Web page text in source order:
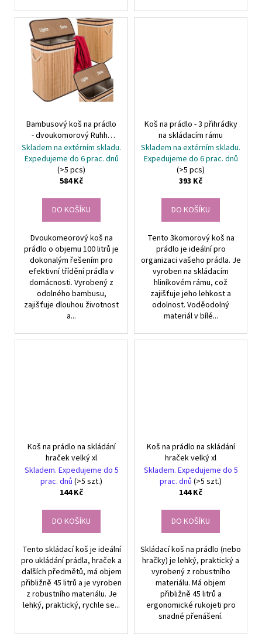
Bambusový koš na prádlo
- dvoukomorový Ruhhy
24269
Skladem na extérním skladu.
Expedujeme do 6 prac. dnů
(>5 pcs)
584 Kč
DO KOŠÍKU
Dvoukomeorový koš na
prádlo o objemu 100 litrů je
dokonalým řešením pro
efektivní třídění prádla v
domácnosti. Vyrobený z
odolného bambusu,
zajišťuje dlouhou životnost
a...
Koš na prádlo - 3 přihrádky
na skládacím rámu
Skladem na extérním skladu.
Expedujeme do 6 prac. dnů
(>5 pcs)
393 Kč
DO KOŠÍKU
Tento 3komorový koš na
prádlo je ideální pro
organizaci vašeho prádla. Je
vyroben na skládacím
hliníkovém rámu, což
zajišťuje jeho lehkost a
odolnost. Voděodolný
materiál v bílé...
Koš na prádlo na skládání
hraček velký xl
Skladem. Expedujeme do 5
prac. dnů (>5 szt.)
144 Kč
DO KOŠÍKU
Tento skládací koš je ideální
pro ukládání prádla, hraček a
dalších předmětů, má objem
přibližně 45 litrů a je vyroben
z robustního materiálu. Je
lehký, praktický, rychle se...
Koš na prádlo na skládání
hraček velký xl
Skladem. Expedujeme do 5
prac. dnů (>5 szt.)
144 Kč
DO KOŠÍKU
Skládací koš na prádlo (nebo
hračky) je lehký, praktický a
vyrobený z robustního
materiálu. Má objem
přibližně 45 litrů a
ergonomické rukojeti pro
snadné přenášení.